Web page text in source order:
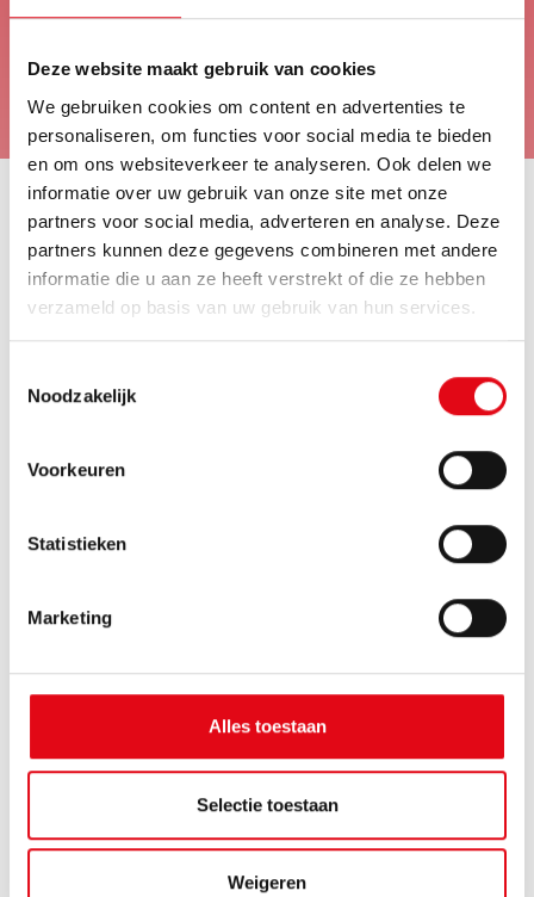
Deze website maakt gebruik van cookies
We gebruiken cookies om content en advertenties te
personaliseren, om functies voor social media te bieden
en om ons websiteverkeer te analyseren. Ook delen we
informatie over uw gebruik van onze site met onze
partners voor social media, adverteren en analyse. Deze
partners kunnen deze gegevens combineren met andere
informatie die u aan ze heeft verstrekt of die ze hebben
verzameld op basis van uw gebruik van hun services.
Noodzakelijk
Voorkeuren
Statistieken
Marketing
Alles toestaan
Selectie toestaan
Weigeren
Bekijk vacatures
Stuur een open sollicitatie!
Voel je vrij om te solliciteren, ook als jouw gewenste
E-mailadres
Telefoonnummer
Gewenste functie